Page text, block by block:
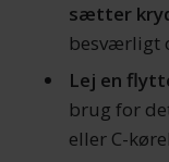
sætter
besværligt
Lej en
brug for
eller C-